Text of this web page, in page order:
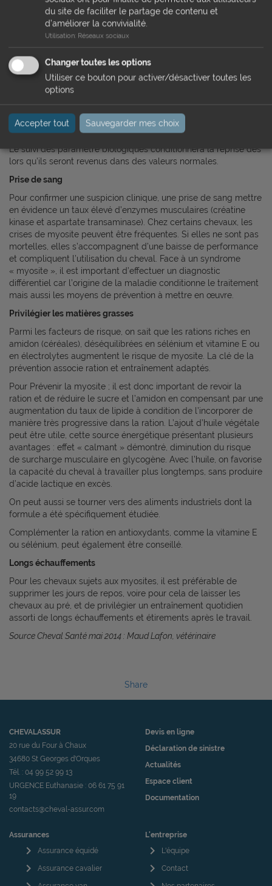
Face à une myosite, il ne faut surtout pas déplacer le cheval. Il
est conseillé de le couvrir, de lui proposer à boire et de masser
délicatement son dos et ses fessiers pour stimuler la circulation
devront donc toujours motiver l’appel d’un vétérinaire qui
mettra en œuvre un traitement adapté (réhydratation par
perfusion, lutte contre l’inflammation, prévention du risque de
crise de myosite, le retour au travail doit se faire
progressivement après avoir gardé le cheval quelques jours au
Le suivi des paramètre biologiques conditionnera la reprise dès
lors qu’ils seront revenus dans des valeurs normales.
Prise de sang
Pour confirmer une suspicion clinique, une prise de sang mettre
en évidence un taux élevé d’enzymes musculaires (créatine
kinase et aspartate transaminase). Chez certains chevaux, les
crises de myosite peuvent être fréquentes. Si elles ne sont pas
mortelles, elles s’accompagnent d’une baisse de performance
et compliquent l’utilisation du cheval. Face à un syndrome
« myosite », il est important d’effectuer un diagnostic
différentiel car l’origine de la maladie conditionne le traitement
mais aussi les moyens de prévention à mettre en œuvre.
Privilégier les matières grasses
Parmi les facteurs de risque, on sait que les rations riches en
amidon (céréales), déséquilibrées en sélénium et vitamine E ou
en électrolytes augmentent le risque de myosite. La clé de la
prévention associe ration et entraînement adaptés.
Pour Prévenir la myosite ; il est donc important de revoir la
ration et de réduire le sucre et l’amidon en compensant par une
augmentation du taux de lipide à condition de l’incorporer de
manière très progressive dans la ration. L’ajout d’huile végétale
peut être utile, cette source énergétique présentant plusieurs
avantages : effet « calmant » démontré, diminution du risque
de surcharge musculaire en glycogène. Avec l’huile, on favorise
la capacité du cheval à travailler plus longtemps, sans produire
d’acide lactique en excès.
On peut aussi se tourner vers des aliments industriels dont la
formule a été spécifiquement étudiée.
Complémenter la ration en antioxydants, comme la vitamine E
ou sélénium, peut également être conseillé.
Longs échauffements
Pour les chevaux sujets aux myosites, il est préférable de
supprimer les jours de repos, voire pour cela de laisser les
chevaux au pré, et de privilégier un entraînement quotidien
assorti de longs échauffements et étirements après le travail.
Source Cheval Santé mai 2014 : Maud Lafon, vétérinaire
Share
CHEVALASSUR
20 rue du Four à Chaux
34680 St Georges d'Orques
Tél. : 04 99 52 99 13
URGENCE Euthanasie : 06 61 75 91
19
contacts@cheval-assur.com
Devis en ligne
Déclaration de sinistre
Actualités
Espace client
Documentation
Assurances
chevron_right Assurance équidé
chevron_right Assurance cavalier
L'entreprise
chevron_right L'équipe
chevron_right Contact
du site de faciliter le partage de contenu et
d’améliorer la convivialité.
Utilisation Réseaux sociaux
Changer toutes les options
Utiliser ce bouton pour activer/désactiver toutes les
options
Accepter tout Sauvegarder mes choix